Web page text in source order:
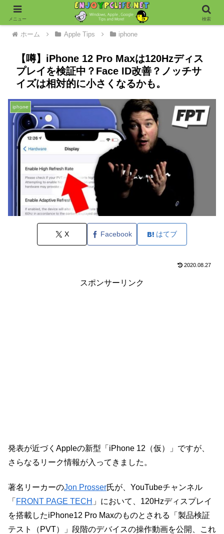
ホーム Apple Tips iphone
【噂】iPhone 12 Pro Maxは120Hzディス
プレイを検証中？Face ID改善？ノッチサ
イズは相対的に小さくなるかも。
iphone
X Facebook はてブ
2020.08.27
スポンサーリンク
発表が近づくAppleの新型「iPhone 12（仮）」ですが、
さらなるリーク情報が入ってきました。
著名リーカーのJon Prosser氏が、YouTubeチャンネル
「 FRONT PAGE TECH 」において、120Hzディスプレイ
を搭載したiPhone12 Pro Maxのものとされる「製品検証
テスト（PVT）」段階のデバイスの操作動画を公開、これ
メニュー 検索